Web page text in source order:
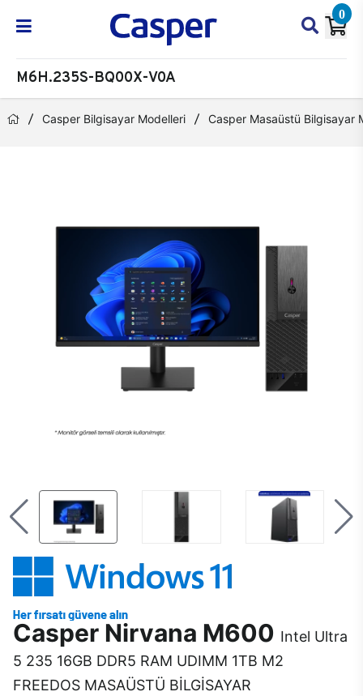
0
M6H.235S-BQ00X-V0A
Casper Bilgisayar Modelleri Casper Masaüstü Bilgisayar
Casper Nirvana M600 Intel Ultra
5 235 16GB DDR5 RAM UDIMM 1TB M2
FREEDOS MASAÜSTÜ BİLGİSAYAR